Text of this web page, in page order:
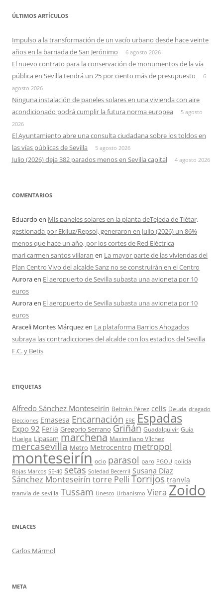
ÚLTIMOS ARTÍCULOS
Impulso a la transformación de un vacío urbano desde hace veinte
años en la barriada de San Jerónimo
6 agosto 2026
El nuevo contrato para la conservación de monumentos de la vía
pública en Sevilla tendrá un 25 por ciento más de presupuesto
6
agosto 2026
Ninguna instalación de paneles solares en una vivienda con aire
acondicionado podrá cumplir la futura norma europea
5 agosto
2026
El Ayuntamiento abre una consulta ciudadana sobre los toldos en
las vías públicas de Sevilla
5 agosto 2026
Julio (2026) deja 382 parados menos en Sevilla capital 4 agosto 2026
COMENTARIOS
Eduardo en Mis paneles solares en la planta deTejeda de Tiétar,
gestionada por Ekiluz/Repsol, generaron en julio (2026) un 86%
menos que hace un año, por los cortes de Red Eléctrica
mari carmen santos villaran en La mayor parte de las viviendas del
Plan Centro Vivo del alcalde Sanz no se construirán en el Centro
Auroraen El aeropuerto de Sevilla subasta una avioneta por 10
euros
Auroraen El aeropuerto de Sevilla subasta una avioneta por 10
euros
Araceli Montes Márquezen La plataforma Barrios Ahogados
subraya las contradicciones del alcalde con los estadios del Sevilla
F.C. y Betis
ETIQUETAS
Alfredo Sánchez Monteseirín Beltrán Pérez celis Deuda dragado
Elecciones Emasesa Encarnación ERE Espadas
Expo 92 Feria Gregorio Serrano Griñán Guadalquivir Guía
Huelga Lipasam marchena Maximiliano Vílchez
mercasevilla Metro Metrocentro metropol
monteseirín ocio parasol paro PGOU policía
Rojas Marcos SE-40 setas Soledad Becerril Susana Díaz
Sánchez Monteseirín torre Pelli Torrijos tranvía
tranvía de sevilla Tussam Unesco Urbanismo Viera Zoido
ENLACES
Carlos Mármol
META